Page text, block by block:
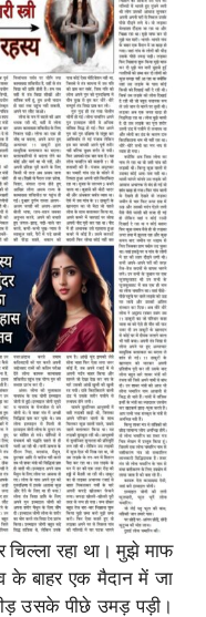
चिल्ला रहा था। मुझे माफ
के बाहर एक मैदान में जा
उसके पीछे उमड़ पड़ी।